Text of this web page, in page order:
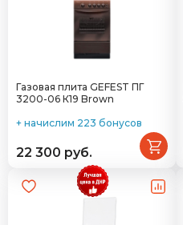
Газовая плита GEFEST ПГ
3200-06 К19 Brown
+ начислим 223 бонусов
22 300 руб.